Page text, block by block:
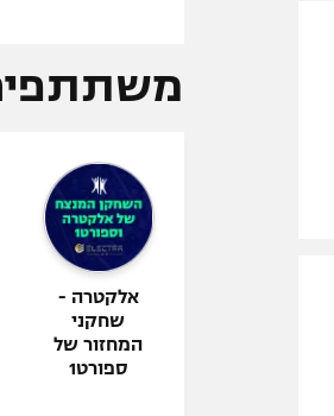
אלקטרה -
שחקני
המחזור של
ספורט1